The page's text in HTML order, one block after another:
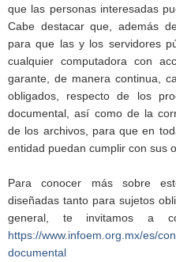
que las personas interesadas
Cabe destacar que, además
para que las y los servidores
cualquier computadora con
garante, de manera continua,
obligados, respecto de los
documental, así como de la
de los archivos, para que en
entidad puedan cumplir con sus
Para conocer más sobre
diseñadas tanto para sujetos
general, te invitamos a
https://www.infoem.org.mx/es/
documental